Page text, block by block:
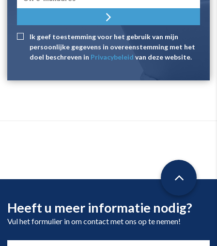
Ik geef toestemming voor het gebruik van mijn
persoonlijke gegevens in overeenstemming met het
doel beschreven in Privacybeleid van deze website.
Heeft u meer informatie nodig?
Vul het formulier in om contact met ons op te nemen!